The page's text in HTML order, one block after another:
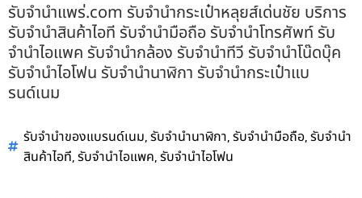
รับจํานําแพร่.com รับจำนำกระเป๋าหลุยส์เด่นชัย บริการ
รับจำนำสินค้าไอที รับจำนำมือถือ รับจำนำโทรศัพท์ รับ
จำนำไอแพค รับจำนำกล้อง รับจำนำทีวี รับจำนำโน๊ดบุ๊ค
รับจำนำไอโฟน รับจำนำนาฬิกา รับจำนำกระเป๋าแบ
รนด์เนม
รับจำนำของแบรนด์เนม,รับจำนำนาฬิกา,รับจำนำมือถือ,รับจำนำ
สินค้าไอที,รับจำนำไอแพค,รับจำนำไอโฟน